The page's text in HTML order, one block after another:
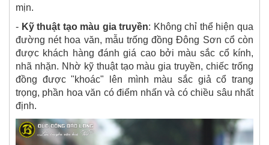
mịn.
- Kỹ thuật tạo màu gia truyền: Không chỉ thể hiện qua
đường nét hoa văn, mẫu trống đồng Đông Sơn cổ còn
được khách hàng đánh giá cao bởi màu sắc cổ kính,
nhã nhặn. Nhờ kỹ thuật tạo màu gia truyền, chiếc trống
đồng được "khoác" lên mình màu sắc giả cổ trang
trọng, phần hoa văn có điểm nhấn và có chiều sâu nhất
định.